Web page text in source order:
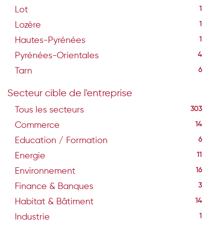
Lot 1
Lozère 1
Hautes-Pyrénées 1
Pyrénées-Orientales 4
Tarn 6
Secteur cible de l'entreprise
Tous les secteurs 303
Commerce 14
Education / Formation 6
Energie 11
Environnement 16
Finance & Banques 3
Habitat & Bâtiment 14
Industrie 1